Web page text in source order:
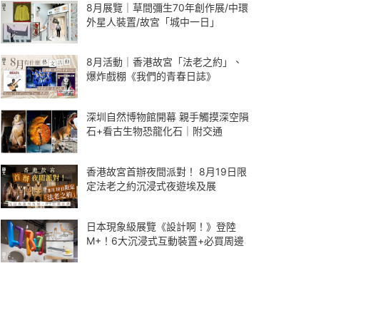
8月展覽｜草間彌生70年創作展/中環
外星人裝置/故宮「城中一日」
8月活動｜香港故宮「法老之約」、
爆炸戲棚《我們的青春日誌》
深圳自然博物館開幕 親手觸摸深空隕
石+看古生物恐龍化石｜附交通
香港故宮首辦夜間派對！ 8月19日限
定法老之約沉浸式夜遊埃及展
日本現象級展覽《設計啊！》登陸
M+！6大沉浸式互動裝置+必買周邊